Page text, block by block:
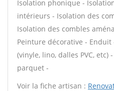
Isolation phonique -
intérieurs - Isolation des
Isolation des combles
Peinture décorative -
(vinyle, lino, dalles PVC, etc)
parquet -
Voir la fiche artisan :